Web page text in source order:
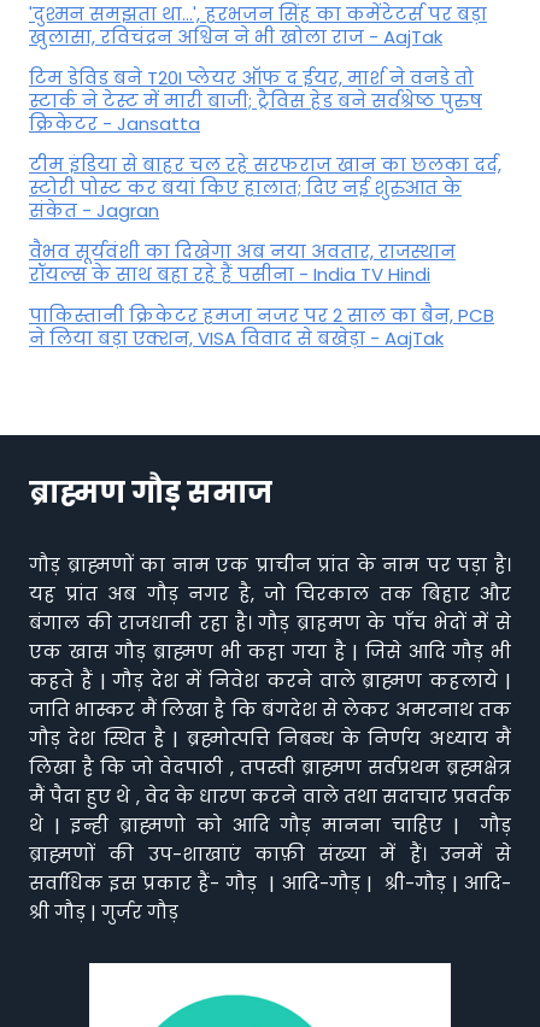
'दुश्मन समझता था...', हरभजन सिंह का कमेंटेटर्स पर बड़ा
खुलासा, रव‍िचंद्रन अश्विन ने भी खोला राज - AajTak
टिम डेविड बने T20I प्लेयर ऑफ द ईयर, मार्श ने वनडे तो
स्टार्क ने टेस्ट में मारी बाजी; ट्रैविस हेड बने सर्वश्रेष्ठ पुरुष
क्रिकेटर - Jansatta
टीम इंडिया से बाहर चल रहे सरफराज खान का छलका दर्द,
स्टोरी पोस्ट कर बयां किए हालात; दिए नई शुरुआत के
संकेत - Jagran
वैभव सूर्यवंशी का दिखेगा अब नया अवतार, राजस्थान
रॉयल्स के साथ बहा रहे हैं पसीना - India TV Hindi
पाकिस्तानी क्रिकेटर हमजा नजर पर 2 साल का बैन, PCB
ने ल‍िया बड़ा एक्शन, VISA व‍िवाद से बखेड़ा - AajTak
ब्राह्मण गौड़ समाज
गौड़ ब्राह्मणों का नाम एक प्राचीन प्रांत के नाम पर पड़ा है।
यह प्रांत अब गौड़ नगर है, जो चिरकाल तक बिहार और
बंगाल की राजधानी रहा है। गौड़ ब्राहमण के पाँच भेदों में से
एक खास गौड़ ब्राह्मण भी कहा गया है | जिसे आदि गौड़ भी
कहते हैं | गौड़ देश में निवेश करने वाले ब्राह्मण कहलाये |
जाति भास्कर मैं लिखा है कि बंगदेश से लेकर अमरनाथ तक
गौड़ देश स्थित है | ब्रह्मोत्पत्ति निबन्ध के निर्णय अध्याय मैं
लिखा है कि जो वेदपाठी , तपस्वी ब्राह्मण सर्वप्रथम ब्रह्मक्षेत्र
मैं पैदा हुए थे , वेद के धारण करने वाले तथा सदाचार प्रवर्तक
थे | इन्ही ब्राह्मणो को आदि गौड़ मानना चाहिए | गौड़
ब्राह्मणों की उप-शाखाएं काफ़ी संख्या में हैं। उनमें से
सर्वाधिक इस प्रकार हैं- गौड़ | आदि-गौड़ | श्री-गौड़ | आदि-
श्री गौड़ | गुर्जर गौड़